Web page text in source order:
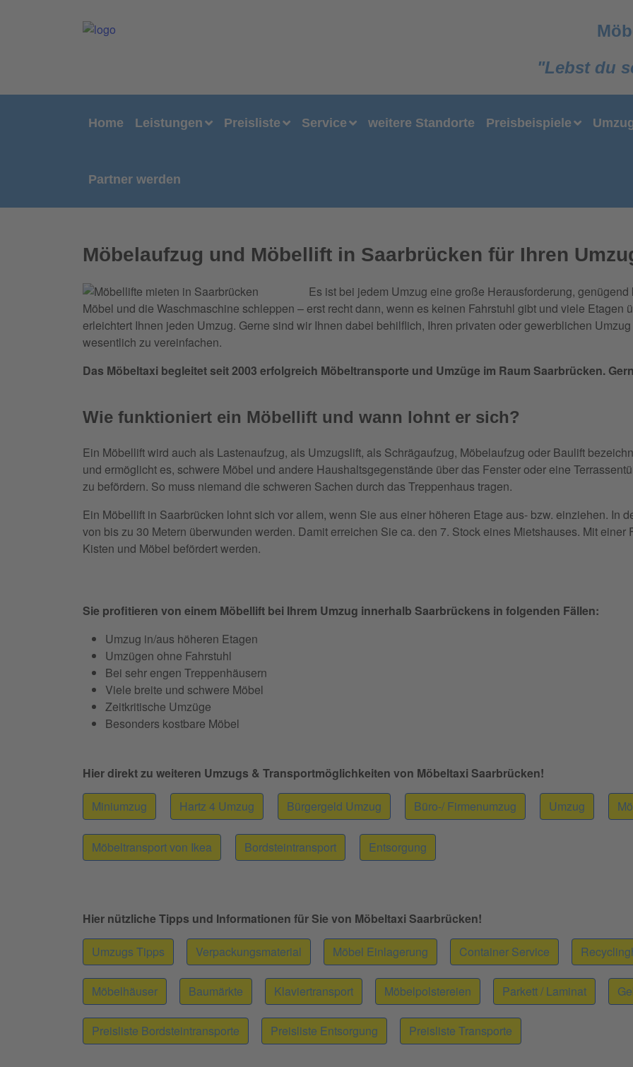
"Lebst du
Home Leistungen Preisliste Service weitere Standorte Preisbeispiele
Partner werden
Möbelaufzug und Möbellift in Saarbrücken für Ihren
Es ist bei jedem Umzug eine große Herausforderung,
Möbel und die Waschmaschine schleppen – erst recht dann, wenn es keinen Fahrstuhl gibt und viele Etagen
erleichtert Ihnen jeden Umzug. Gerne sind wir Ihnen dabei behilflich, Ihren privaten oder gewerblichen
wesentlich zu vereinfachen.
Das Möbeltaxi begleitet seit 2003 erfolgreich Möbeltransporte und Umzüge im Raum Saarbrücken.
Wie funktioniert ein Möbellift und wann lohnt er sich?
Ein Möbellift wird auch als Lastenaufzug, als Umzugslift, als Schrägaufzug, Möbelaufzug oder Baulift
und ermöglicht es, schwere Möbel und andere Haushaltsgegenstände über das Fenster oder eine
zu befördern. So muss niemand die schweren Sachen durch das Treppenhaus tragen.
Ein Möbellift in Saarbrücken lohnt sich vor allem, wenn Sie aus einer höheren Etage aus- bzw. einziehen. In
von bis zu 30 Metern überwunden werden. Damit erreichen Sie ca. den 7. Stock eines Mietshauses. Mit
Kisten und Möbel befördert werden.
Sie profitieren von einem Möbellift bei Ihrem Umzug innerhalb Saarbrückens in folgenden Fällen:
Umzug in/aus höheren Etagen
Umzügen ohne Fahrstuhl
Bei sehr engen Treppenhäusern
Viele breite und schwere Möbel
Zeitkritische Umzüge
Besonders kostbare Möbel
Hier direkt zu weiteren Umzugs & Transportmöglichkeiten von Möbeltaxi Saarbrücken!
Miniumzug Hartz 4 Umzug Bürgergeld Umzug Büro-/ Firmenumzug Umzug
Möbeltransport von Ikea Bordsteintransport Entsorgung
Hier nützliche Tipps und Informationen für Sie von Möbeltaxi Saarbrücken!
Umzugs Tipps Verpackungsmaterial Möbel Einlagerung Container Service
Möbelhäuser Baumärkte Klaviertransport Möbelpolstereien Parkett / Laminat
Preisliste Bordsteintransporte Preisliste Entsorgung Preisliste Transporte